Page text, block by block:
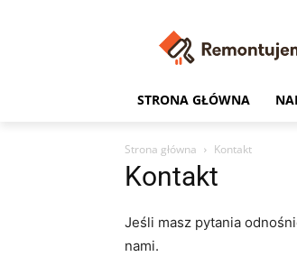
STRONA GŁÓWNA
Strona główna Kontakt
Kontakt
Jeśli masz pytania
nami.